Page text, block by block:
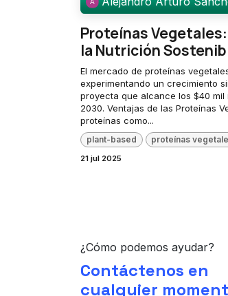
Proteínas
la Nutrición
El mercado de proteínas
experimentando un crecimiento
proyecta que alcance los $40 mil
2030. Ventajas de las Proteínas
proteínas como...
plant-based proteínas
21 jul 2025
¿Cómo podemos ayudar?
Contáctenos en
cualquier